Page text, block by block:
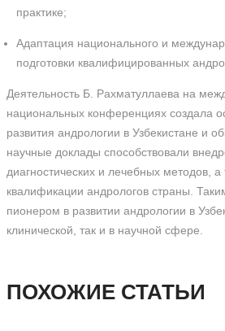
практике;
Адаптация национального и
подготовки квалифицированных
Деятельность Б. Рахматуллаева на
национальных конференциях создала
развития андрологии в Узбекистане и
научные доклады способствовали
диагностических и лечебных методов,
квалификации андрологов страны.
пионером в развитии андрологии в
клинической, так и в научной сфере.
ПОХОЖИЕ СТАТЬИ